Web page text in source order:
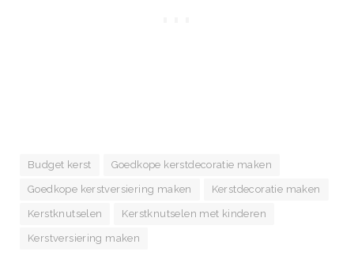
Budget kerst Goedkope kerstdecoratie maken
Goedkope kerstversiering maken Kerstdecoratie maken
Kerstknutselen Kerstknutselen met kinderen
Kerstversiering maken